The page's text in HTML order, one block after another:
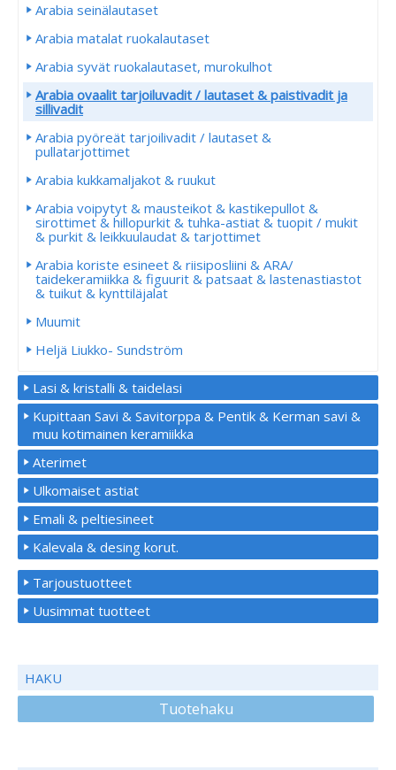
Arabia seinälautaset
Arabia matalat ruokalautaset
Arabia syvät ruokalautaset, murokulhot
Arabia ovaalit tarjoiluvadit / lautaset & paistivadit ja
sillivadit
Arabia pyöreät tarjoilivadit / lautaset &
pullatarjottimet
Arabia kukkamaljakot & ruukut
Arabia voipytyt & mausteikot & kastikepullot &
sirottimet & hillopurkit & tuhka-astiat & tuopit / mukit
& purkit & leikkuulaudat & tarjottimet
Arabia koriste esineet & riisiposliini & ARA/
taidekeramiikka & figuurit & patsaat & lastenastiastot
& tuikut & kynttiläjalat
Muumit
Heljä Liukko- Sundström
Lasi & kristalli & taidelasi
Kupittaan Savi & Savitorppa & Pentik & Kerman savi &
muu kotimainen keramiikka
Aterimet
Ulkomaiset astiat
Emali & peltiesineet
Kalevala & desing korut.
Tarjoustuotteet
Uusimmat tuotteet
HAKU
Tuotehaku